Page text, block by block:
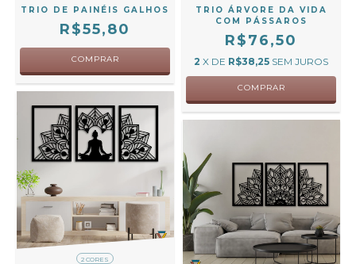
TRIO DE PAINÉIS GALHOS
R$55,80
COMPRAR
TRIO ÁRVORE DA VIDA
COM PÁSSAROS
R$76,50
2 X DE R$38,25 SEM JUROS
COMPRAR
2 CORES